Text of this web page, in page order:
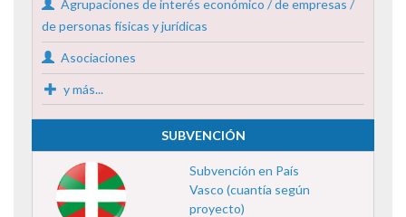
Agrupaciones de interés económico / de empresas /
de personas físicas y jurídicas
Asociaciones
y más...
SUBVENCIÓN
Subvención en País
Vasco (cuantía según
proyecto)